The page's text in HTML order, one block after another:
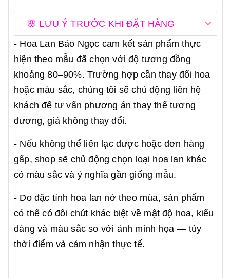
🌸 LƯU Ý TRƯỚC KHI ĐẶT HÀNG
- Hoa Lan Bảo Ngọc cam kết sản phẩm thực
hiện theo mẫu đã chọn với độ tương đồng
khoảng 80–90%. Trường hợp cần thay đổi hoa
hoặc màu sắc, chúng tôi sẽ chủ động liên hệ
khách để tư vấn phương án thay thế tương
đương, giá không thay đổi.
- Nếu không thể liên lạc được hoặc đơn hàng
gấp, shop sẽ chủ động chọn loại hoa lan khác
có màu sắc và ý nghĩa gần giống mẫu.
- Do đặc tính hoa lan nở theo mùa, sản phẩm
có thể có đôi chút khác biệt về mật độ hoa, kiểu
dáng và màu sắc so với ảnh minh họa — tùy
thời điểm và cảm nhận thực tế.